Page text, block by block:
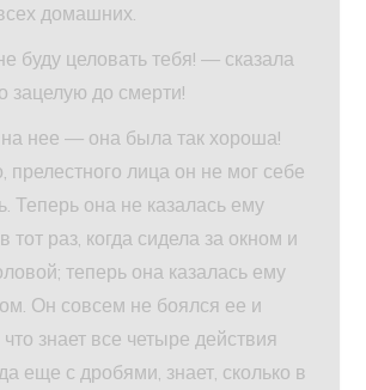
домашних.
буду целовать тебя! — сказала
зацелую до смерти!
на нее — она была так хороша!
прелестного лица он не мог себе
Теперь она не казалась ему
тот раз, когда сидела за окном и
теперь она казалась ему
Он совсем не боялся ее и
знает все четыре действия
еще с дробями, знает, сколько в